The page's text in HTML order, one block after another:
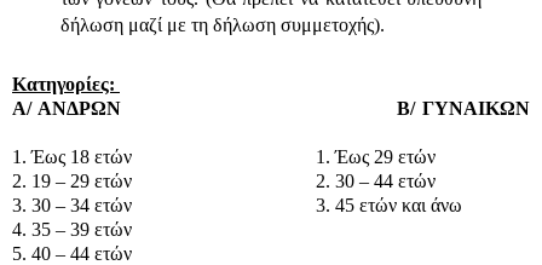
δήλωση μαζί με τη δήλωση συμμετοχής).
Κατηγορίες:
Α/ ΑΝΔΡΩΝ Β/ ΓΥΝΑΙΚΩΝ
1. Έως 18 ετών 1. Έως 29 ετών
2. 19 – 29 ετών 2. 30 – 44 ετών
3. 30 – 34 ετών 3. 45 ετών και άνω
4. 35 – 39 ετών
5. 40 – 44 ετών